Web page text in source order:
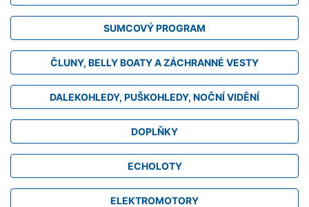
SUMCOVÝ PROGRAM
ČLUNY, BELLY BOATY A ZÁCHRANNÉ VESTY
DALEKOHLEDY, PUŠKOHLEDY, NOČNÍ VIDĚNÍ
DOPLŇKY
ECHOLOTY
ELEKTROMOTORY